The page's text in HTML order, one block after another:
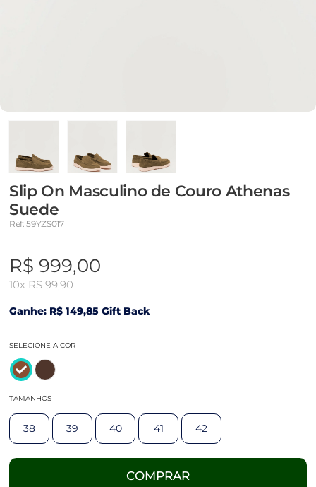
Slip On Masculino de Couro Athenas
Suede
Ref: 59YZS017
R$ 999,00
10x R$ 99,90
Ganhe: R$ 149,85 Gift Back
SELECIONE A COR
TAMANHOS
38 39 40 41 42
COMPRAR